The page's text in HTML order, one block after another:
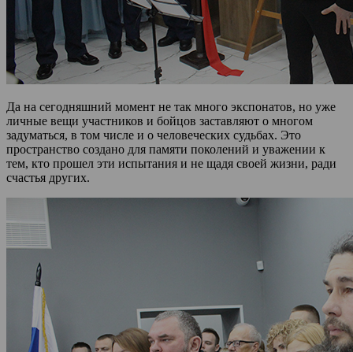
Да на сегодняшний момент не так много экспонатов, но уже
личные вещи участников и бойцов заставляют о многом
задуматься, в том числе и о человеческих судьбах. Это
пространство создано для памяти поколений и уважении к
тем, кто прошел эти испытания и не щадя своей жизни, ради
счастья других.